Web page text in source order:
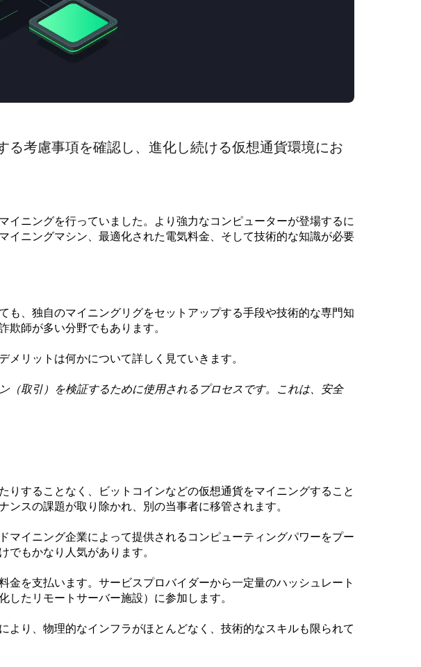
考慮事項を確認し、進化し続ける仮想通貨環境にお
ニングを行っていました。より強力なコンピューターが登場するに
ニングマシン、最適化された電気料金、そして技術的な知識が必要
、独自のマイニングリグをセットアップする手段や技術的な専門知
師が多い分野でもあります。
リットは何かについて詳しく見ていきます。
取引）を検証するために使用されるプロセスです。これは、安全
することなく、ビットコインなどの仮想通貨をマイニングすること
スの課題が取り除かれ、別の当事者に移管されます。
イニング企業によって提供されるコンピューティングパワーをプー
もかなり人気があります。
を支払います。サービスプロバイダーから一定量のハッシュレート
したリモートサーバー施設）に参加します。
り、物理的なインフラがほとんどなく、技術的なスキルも限られて